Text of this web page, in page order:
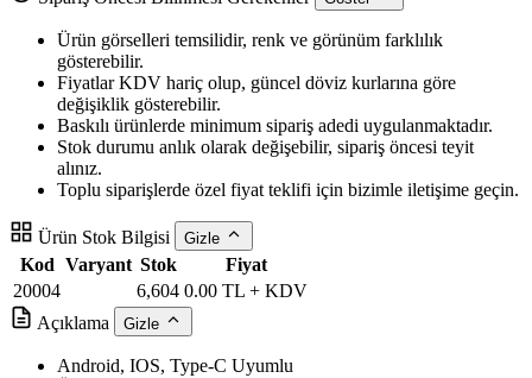
Ürün görselleri temsilidir, renk ve görünüm farklılık
gösterebilir.
Fiyatlar KDV hariç olup, güncel döviz kurlarına göre
değişiklik gösterebilir.
Baskılı ürünlerde minimum sipariş adedi uygulanmaktadır.
Stok durumu anlık olarak değişebilir, sipariş öncesi teyit
alınız.
Toplu siparişlerde özel fiyat teklifi için bizimle iletişime geçin.
Ürün Stok Bilgisi Gizle
Kod Varyant Stok
Fiyat
20004
6,604 0.00 TL + KDV
Açıklama
Gizle
Android, IOS, Type-C Uyumlu